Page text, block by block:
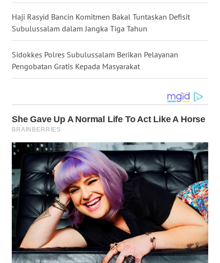
Haji Rasyid Bancin Komitmen Bakal Tuntaskan Defisit
Subulussalam dalam Jangka Tiga Tahun
Sidokkes Polres Subulussalam Berikan Pelayanan
Pengobatan Gratis Kepada Masyarakat
WN
KALBAR
WN
KALTENG
WN
KALSEL
WN
KALTIM
WN
SULSEL
WN
GORONTALO
WN